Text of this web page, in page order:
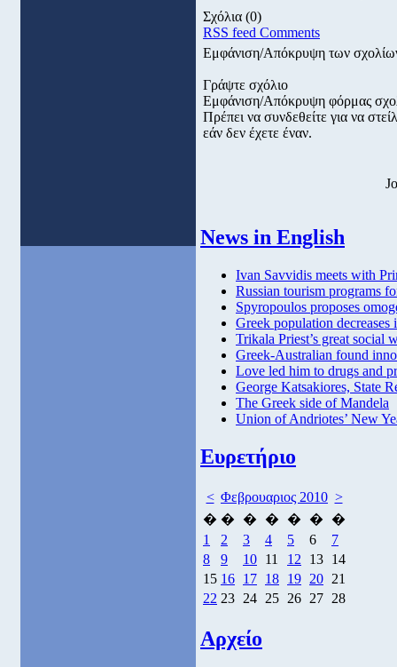
Σχόλια (0)
RSS feed Comments
Εμφάνιση/Απόκρυψη των
Γράψτε σχόλιο
Εμφάνιση/Απόκρυψη φόρμας
Πρέπει να συνδεθείτε για να
εάν δεν έχετε έναν.
News in English
Ivan Savvidis meets with
Russian tourism programs
Spyropoulos proposes
Greek population decreases
Trikala Priest’s great social
Greek-Australian found
Love led him to drugs and
George Katsakiores, State
The Greek side of Mandela
Union of Andriotes’ New
Ευρετήριο
< Φεβρουαριος 2010 >
� � � � � �
�
1
2 3 4 5 6
7
8
9 10 11 12 13 14
15 16 17 18 19 20 21
22 23 24 25 26 27 28
Αρχείο